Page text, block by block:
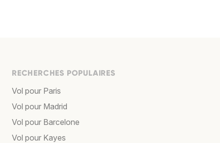
RECHERCHES POPULAIRES
Vol pour Paris
Vol pour Madrid
Vol pour Barcelone
Vol pour Kayes